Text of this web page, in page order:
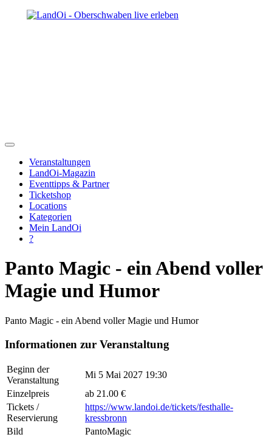
Veranstaltungen
LandOi-Magazin
Eventtipps & Partner
Ticketshop
Locations
Kategorien
Mein LandOi
?
Panto Magic - ein Abend voller
Magie und Humor
Panto Magic - ein Abend voller Magie und Humor
Informationen zur Veranstaltung
Beginn der
Veranstaltung
Mi 5 Mai 2027 19:30
Einzelpreis
ab 21.00 €
Tickets /
Reservierung
https://www.landoi.de/tickets/festhalle-
kressbronn
Bild
PantoMagic